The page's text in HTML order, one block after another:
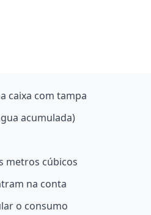
caixa com tampa
acumulada)
metros cúbicos
na conta
o consumo